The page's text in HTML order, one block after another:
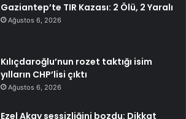
Gaziantep’te TIR Kazası: 2 Ölü, 2 Yaralı
Ağustos 6, 2026
Kılıçdaroğlu’nun rozet taktığı isim
yılların CHP’lisi çıktı
Ağustos 6, 2026
Ezel Akay sessizliğini bozdu: Dikkat